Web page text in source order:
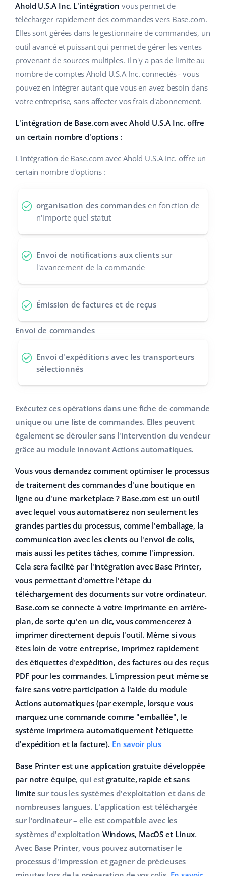
Gestion logistique
Automatisation des flux
Base Connect
L'IA au service du e-commerce
Maison et jardin
Produits pour enfants
Pièces automobiles
Supermarché
Santé et beauté
Aide
Académie
Services
Audit des comptes
Calculateur de gains
english (US)
english (GB)
english (IN)
čeština
deutsch
Ελληνικά
español (MX)
Italiano
português (BR)
Ahold U.S.A Inc. L'intégration vous permet de
télécharger rapidement des commandes vers Base.com.
Elles sont gérées dans le gestionnaire de commandes, un
outil avancé et puissant qui permet de gérer les ventes
provenant de sources multiples. Il n'y a pas de limite au
nombre de comptes Ahold U.S.A Inc. connectés - vous
pouvez en intégrer autant que vous en avez besoin dans
votre entreprise, sans affecter vos frais d'abonnement.
L'intégration de Base.com avec Ahold U.S.A Inc. offre
un certain nombre d'options :
L'intégration de Base.com avec Ahold U.S.A Inc. offre un
certain nombre d'options :
organisation des commandes en fonction de
n'importe quel statut
Envoi de notifications aux clientssur
l'avancement de la commande
Émission de factures et de reçus
Envoi de commandes
Envoi d'expéditionsavec les transporteurs
sélectionnés
Exécutez ces opérations dans une fiche de commande
unique ou une liste de commandes. Elles peuvent
également se dérouler sans l'intervention du vendeur
grâce au module innovant Actions automatiques.
Vous vous demandez comment optimiser le processus
de traitement des commandes d'une boutique en
ligne ou d'une marketplace ? Base.com est un outil
avec lequel vous automatiserez non seulement les
grandes parties du processus, comme l'emballage, la
communication avec les clients ou l'envoi de colis,
mais aussi les petites tâches, comme l'impression.
Cela sera facilité par l'intégration avec Base Printer,
vous permettant d'omettre l'étape du
téléchargement des documents sur votre ordinateur.
Base.com se connecte à votre imprimante en arrière-
plan, de sorte qu'en un clic, vous commencerez à
imprimer directement depuis l'outil. Même si vous
êtes loin de votre entreprise, imprimez rapidement
des étiquettes d'expédition, des factures ou des reçus
PDF pour les commandes. L'impression peut même se
faire sans votre participation à l'aide du module
Actions automatiques (par exemple, lorsque vous
marquez une commande comme "emballée", le
système imprimera automatiquement l'étiquette
d'expédition et la facture). En savoir plus
Base Printer est une application gratuite développée
par notre équipe, qui estgratuite, rapide et sans
limite sur tous les systèmes d'exploitation et dans de
nombreuses langues. L'application est téléchargée
sur l'ordinateur – elle est compatible avec les
systèmes d'exploitation Windows, MacOS et Linux.
Avec Base Printer, vous pouvez automatiser le
processus d'impression et gagner de précieuses